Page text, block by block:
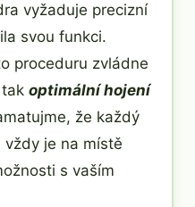
vyžaduje precizní
svou funkci.
proceduru zvládne
optimální hojení
že každý
je na místě
s vaším